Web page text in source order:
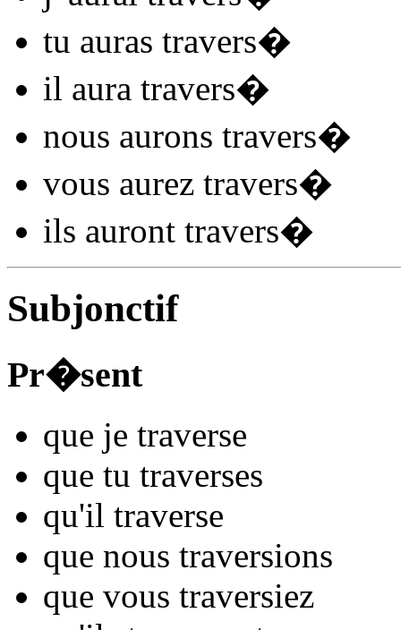
tu auras travers�
il aura travers�
nous aurons travers�
vous aurez travers�
ils auront travers�
Subjonctif
Pr�sent
que je traverse
que tu traverses
qu'il traverse
que nous traversions
que vous traversiez